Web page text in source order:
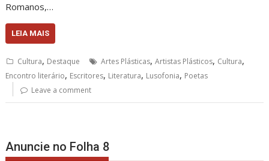
Romanos,…
LEIA MAIS
Cultura, Destaque Artes Plásticas,Artistas Plásticos, Cultura,
Encontro literário, Escritores, Literatura, Lusofonia, Poetas
Leave a comment
Anuncie no Folha 8